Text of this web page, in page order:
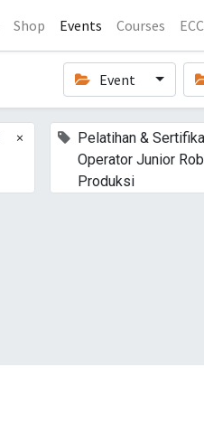
Shop Events Courses ECC
Event
×
Pelatihan &
Operator Junior
Produksi